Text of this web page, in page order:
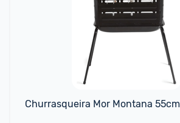
Churrasqueira Mor Montana 55cm